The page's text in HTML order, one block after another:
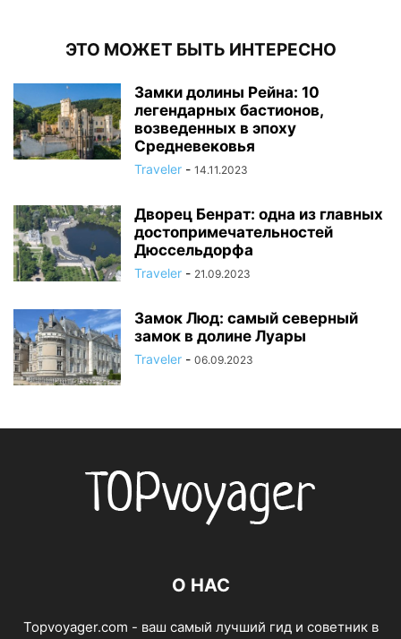
ЭТО МОЖЕТ БЫТЬ ИНТЕРЕСНО
Замки долины Рейна: 10
легендарных бастионов,
возведенных в эпоху
Средневековья
Traveler - 14.11.2023
Дворец Бенрат: одна из главных
достопримечательностей
Дюссельдорфа
Traveler - 21.09.2023
Замок Люд: самый северный
замок в долине Луары
Traveler - 06.09.2023
О НАС
Topvoyager.com - ваш самый лучший гид и советник в